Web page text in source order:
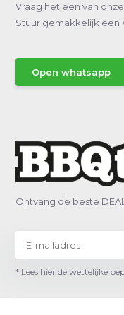
Vraag het een van
Stuur gemakkelijk een
Open whatsapp
Ontvang de beste
* Lees hier de wettelijke